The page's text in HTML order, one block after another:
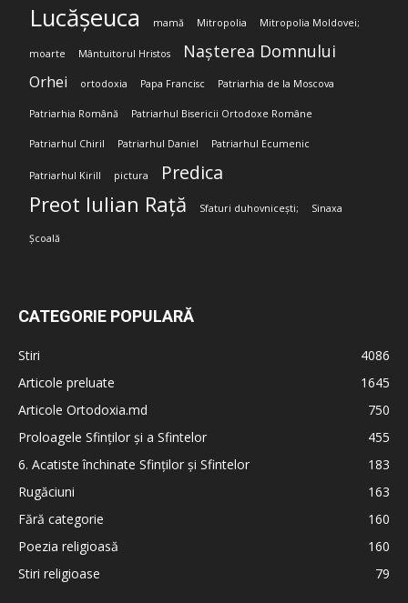
Lucășeuca mamă Mitropolia Mitropolia Moldovei;
moarte Mântuitorul Hristos Nașterea Domnului
Orhei ortodoxia Papa Francisc Patriarhia de la Moscova
Patriarhia Română Patriarhul Bisericii Ortodoxe Române
Patriarhul Chiril Patriarhul Daniel Patriarhul Ecumenic
Patriarhul Kirill pictura Predica
Preot Iulian Rață Sfaturi duhovnicești; Sinaxa
Școală
CATEGORIE POPULARĂ
Stiri
4086
Articole preluate
1645
Articole Ortodoxia.md
750
Proloagele Sfinților și a Sfintelor
455
6. Acatiste închinate Sfinților și Sfintelor
183
Rugăciuni
163
Fără categorie
160
Poezia religioasă
160
Stiri religioase
79